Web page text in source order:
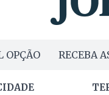
OPÇÃO RECEBA